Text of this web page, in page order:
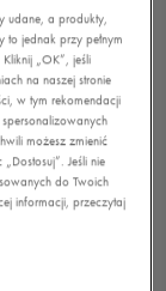
1/1
udane, a produkty,
jednak przy pełnym
„OK”, jeśli
na naszej stronie
w tym rekomendacji
możesz zmienić
Jeśli nie
do Twoich
informacji, przeczytaj